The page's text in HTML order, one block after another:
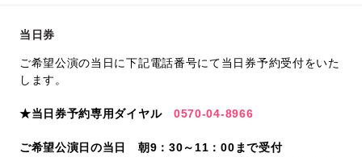
当日券
ご希望公演の当日に下記電話番号にて当日券予約受付をいた
します。
★当日券予約専用ダイヤル 0570-04-8966
ご希望公演日の当日 朝9：30～11：00まで受付